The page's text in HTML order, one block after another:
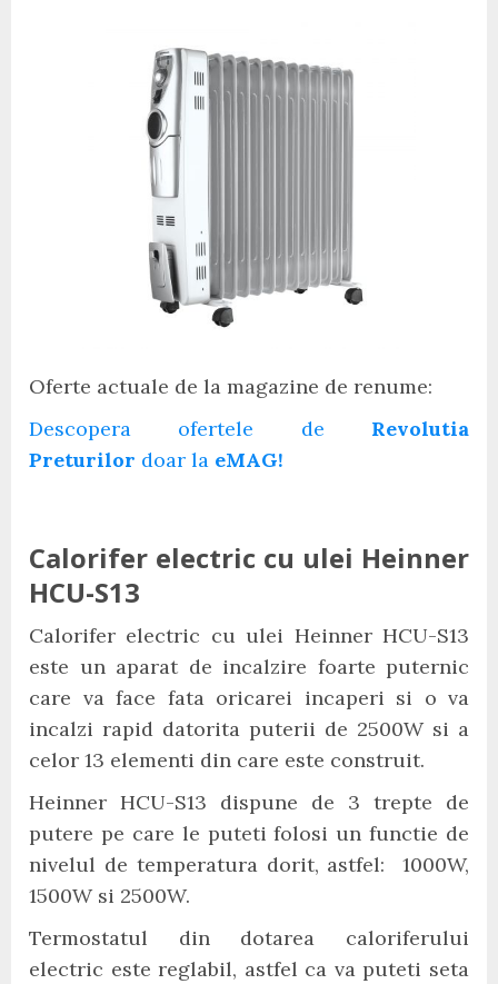
Oferte actuale de la magazine de renume:
Descopera ofertele de Revolutia
Preturilor doar la eMAG!
Calorifer electric cu ulei Heinner
HCU-S13
Calorifer electric cu ulei Heinner HCU-S13
este un aparat de incalzire foarte puternic
care va face fata oricarei incaperi si o va
incalzi rapid datorita puterii de 2500W si a
celor 13 elementi din care este construit.
Heinner HCU-S13 dispune de 3 trepte de
putere pe care le puteti folosi un functie de
nivelul de temperatura dorit, astfel: 1000W,
1500W si 2500W.
Termostatul din dotarea caloriferului
electric este reglabil, astfel ca va puteti seta